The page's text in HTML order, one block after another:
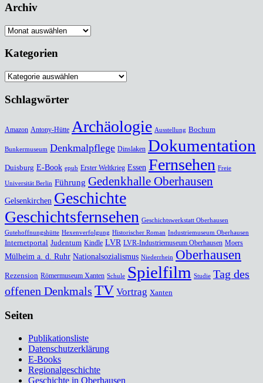
Archiv
Archiv
Kategorien
Kategorien
Schlagwörter
Amazon Antony-Hütte Archäologie Ausstellung Bochum
Bunkermuseum Denkmalpflege Dinslaken Dokumentation
Duisburg E-Book epub Erster Weltkrieg Essen Fernsehen Freie
Universität Berlin Führung Gedenkhalle Oberhausen
Gelsenkirchen Geschichte
Geschichtsfernsehen Geschichtswerkstatt Oberhausen
Gutehoffnungshütte Hexenverfolgung Historischer Roman Industriemuseum Oberhausen
Internetportal Judentum Kindle LVR LVR-Industriemuseum Oberhausen Moers
Mülheim a. d. Ruhr Nationalsozialismus Niederrhein Oberhausen
Rezension Römermuseum Xanten Schule Spielfilm Studie Tag des
offenen Denkmals TV Vortrag Xanten
Seiten
Publikationsliste
Datenschutzerklärung
E-Books
Regionalgeschichte
Geschichte in Oberhausen